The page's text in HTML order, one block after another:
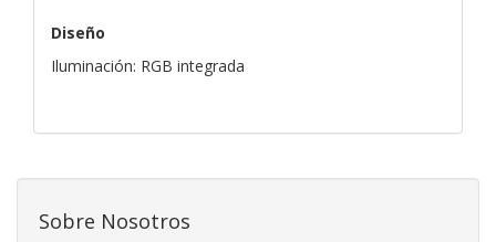
Diseño
Iluminación: RGB integrada
Sobre Nosotros